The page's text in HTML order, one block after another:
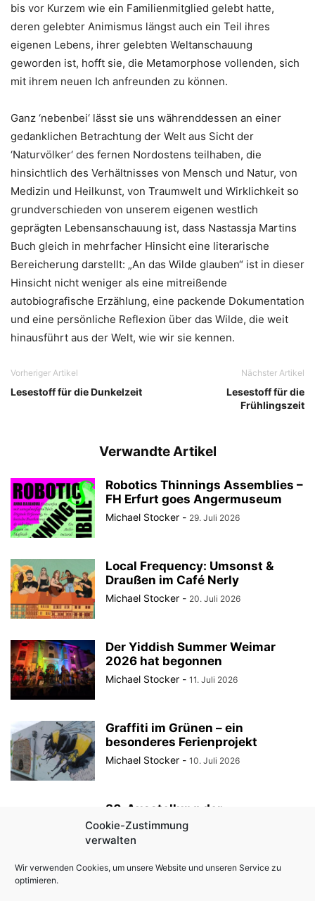
Cookie-Zustimmung
verwalten
Wir verwenden Cookies, um unsere Website und unseren Service zu
optimieren.
bis vor Kurzem wie ein Familienmitglied gelebt hatte,
deren gelebter Animismus längst auch ein Teil ihres
eigenen Lebens, ihrer gelebten Weltanschauung
geworden ist, hofft sie, die Metamorphose vollenden, sich
mit ihrem neuen Ich anfreunden zu können.
Ganz ‘nebenbei‘ lässt sie uns währenddessen an einer
gedanklichen Betrachtung der Welt aus Sicht der
‘Naturvölker‘ des fernen Nordostens teilhaben, die
hinsichtlich des Verhältnisses von Mensch und Natur, von
Medizin und Heilkunst, von Traumwelt und Wirklichkeit so
grundverschieden von unserem eigenen westlich
geprägten Lebensanschauung ist, dass Nastassja Martins
Buch gleich in mehrfacher Hinsicht eine literarische
Bereicherung darstellt: „An das Wilde glauben“ ist in dieser
Hinsicht nicht weniger als eine mitreißende
autobiografische Erzählung, eine packende Dokumentation
und eine persönliche Reflexion über das Wilde, die weit
hinausführt aus der Welt, wie wir sie kennen.
Vorheriger Artikel
Lesestoff für die Dunkelzeit
Nächster Artikel
Lesestoff für die
Frühlingszeit
Verwandte Artikel
Robotics Thinnings Assemblies –
FH Erfurt goes Angermuseum
Michael Stocker - 29. Juli 2026
Local Frequency: Umsonst &
Draußen im Café Nerly
Michael Stocker - 20. Juli 2026
Der Yiddish Summer Weimar
2026 hat begonnen
Michael Stocker - 11. Juli 2026
Graffiti im Grünen – ein
besonderes Ferienprojekt
Michael Stocker - 10. Juli 2026
30. Ausstellung der
StadtRaumBoxen am
KulturQuartier Schauspielhaus